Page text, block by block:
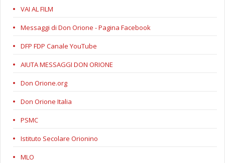
VAI AL FILM
Messaggi di Don Orione - Pagina Facebook
DFP FDP Canale YouTube
AIUTA MESSAGGI DON ORIONE
Don Orione.org
Don Orione Italia
PSMC
Istituto Secolare Orionino
MLO